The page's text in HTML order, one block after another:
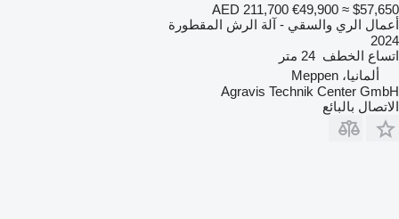
AED 211,700 €49,900 ≈ $57,650
أعمال الري والسقي - آلة الرش المقطورة
2024
اتساع الخطف 24 متر
ألمانيا، Meppen
Agravis Technik Center GmbH
الاتصال بالبائع